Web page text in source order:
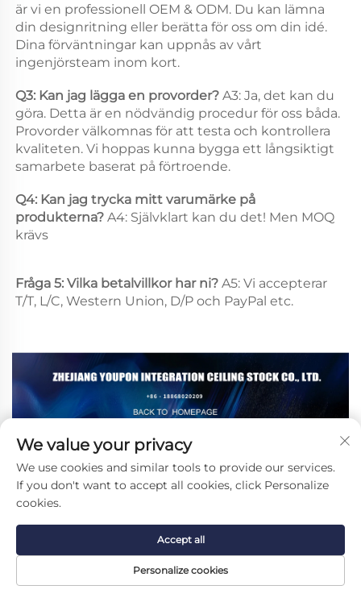
är vi en professionell OEM & ODM. Du kan lämna
din designritning eller berätta för oss om din idé.
Dina förväntningar kan uppnås av vårt
ingenjörsteam inom kort.
Q3: Kan jag lägga en provorder? A3: Ja, det kan du
göra. Detta är en nödvändig procedur för oss båda.
Provorder välkomnas för att testa och kontrollera
kvaliteten. Vi hoppas kunna bygga ett långsiktigt
samarbete baserat på förtroende.
Q4: Kan jag trycka mitt varumärke på
produkterna? A4: Självklart kan du det! Men MOQ
krävs
Fråga 5: Vilka betalvillkor har ni? A5: Vi accepterar
T/T, L/C, Western Union, D/P och PayPal etc.
Rekommenderade produkter
We value your privacy
We use cookies and similar tools to provide our services.
If you don't want to accept all cookies, click Personalize
cookies.
Personalize cookies
Accept all